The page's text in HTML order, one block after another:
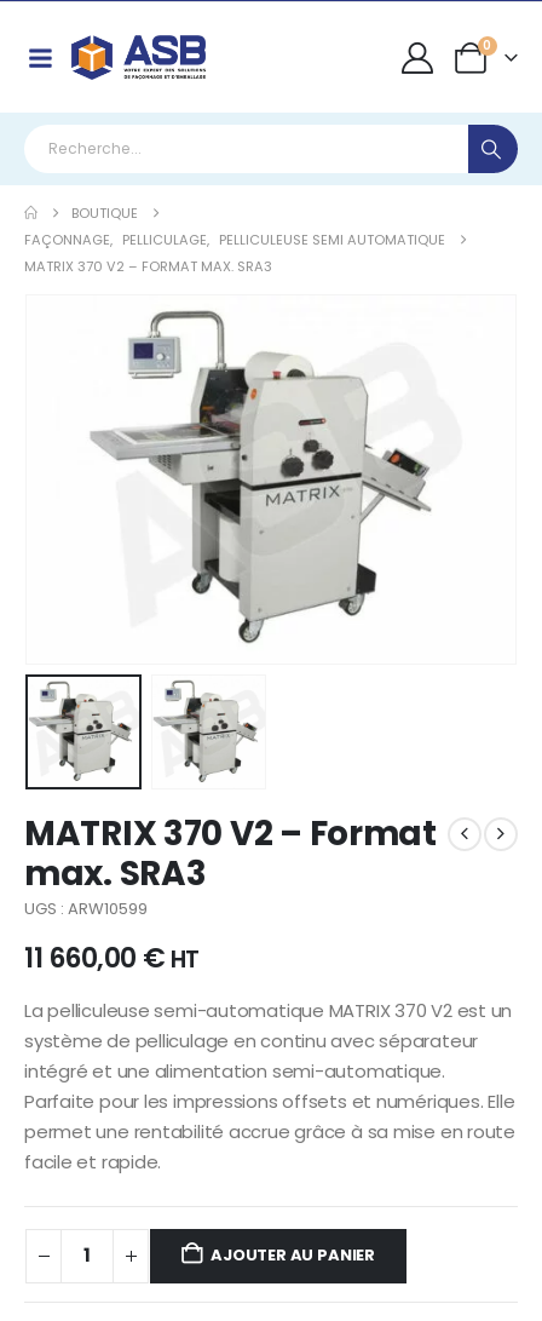
0
BOUTIQUE
FAÇONNAGE, PELLICULAGE, PELLICULEUSE SEMI AUTOMATIQUE
MATRIX 370 V2 – FORMAT MAX. SRA3
MATRIX 370 V2 – Format
max. SRA3
UGS : ARW10599
11 660,00 € HT
La pelliculeuse semi-automatique MATRIX 370 V2 est un
système de pelliculage en continu avec séparateur
intégré et une alimentation semi-automatique.
Parfaite pour les impressions offsets et numériques. Elle
permet une rentabilité accrue grâce à sa mise en route
facile et rapide.
AJOUTER AU PANIER